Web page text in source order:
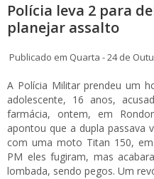
Polícia leva 2 para
planejar assalto
Publicado em Quarta - 24 de
A Polícia Militar prendeu um
adolescente, 16 anos,
farmácia, ontem, em
apontou que a dupla passava
com uma moto Titan 150,
PM eles fugiram, mas
lombada, sendo pegos. Um